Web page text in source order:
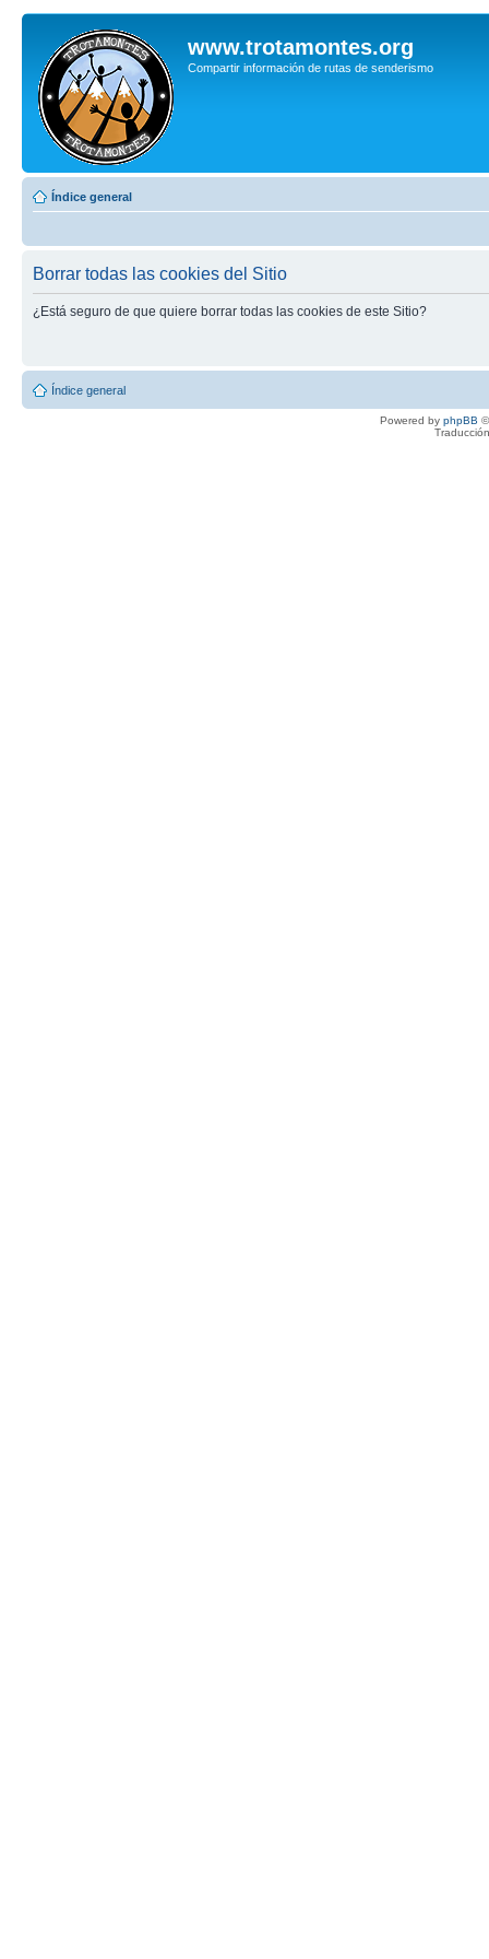
www.trotamontes.org
Compartir información de rutas de senderismo
Índice general
Borrar todas las cookies del Sitio
¿Está seguro de que quiere borrar todas las cookies de este Sitio?
Índice general
Powered by phpBB